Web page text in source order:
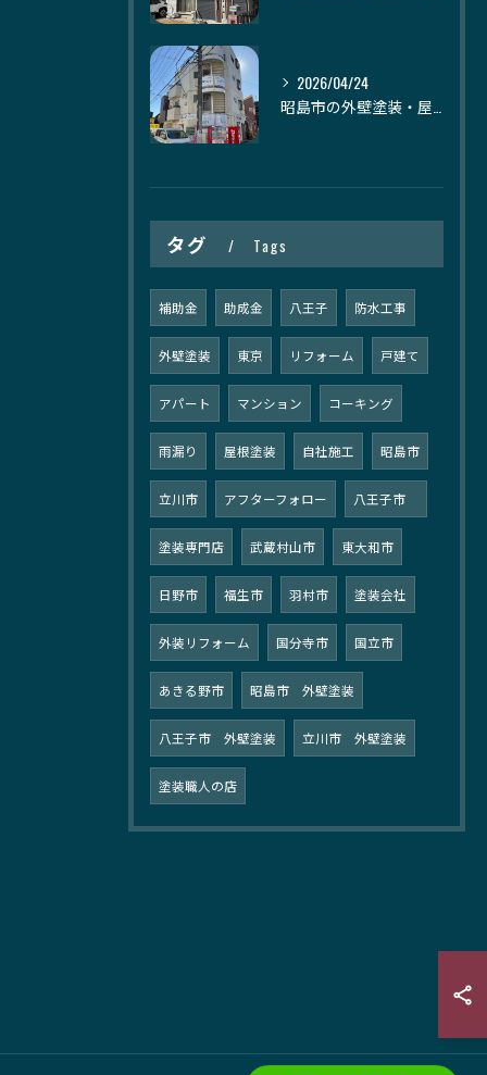
2026/04/24
昭島市の外壁塗装・屋根塗装｜株式会社日建装社
タグ Tags
補助金 助成金 八王子 防水工事
外壁塗装 東京 リフォーム 戸建て
アパート マンション コーキング
雨漏り 屋根塗装 自社施工 昭島市
立川市 アフターフォロー 八王子市
塗装専門店 武蔵村山市 東大和市
日野市 福生市 羽村市 塗装会社
外装リフォーム 国分寺市 国立市
あきる野市 昭島市 外壁塗装
八王子市 外壁塗装 立川市 外壁塗装
塗装職人の店